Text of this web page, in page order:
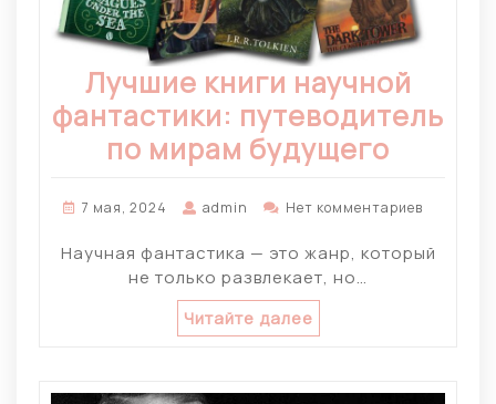
Лучшие книги научной
фантастики: путеводитель
по мирам будущего
7 мая, 2024 admin Нет комментариев
Научная фантастика — это жанр, который
не только развлекает, но…
Читайте далее